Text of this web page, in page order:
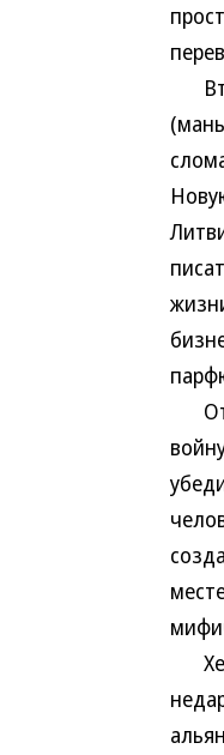
От